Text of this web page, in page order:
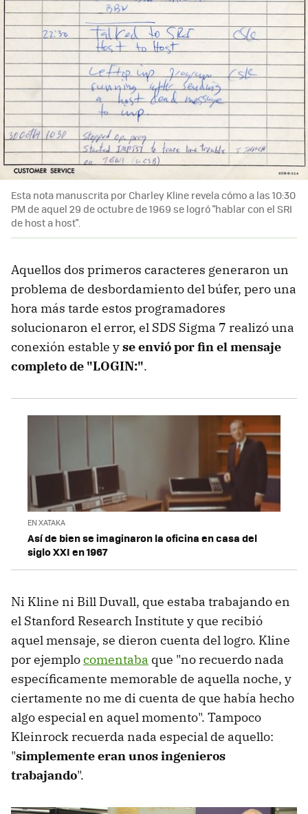
Esta nota manuscrita por Charley Kline revela cómo a las 10:30
PM de aquel 29 de octubre de 1969 se logró "hablar con el SRI
de host a host".
Aquellos dos primeros caracteres generaron un
problema de desbordamiento del búfer, pero una
hora más tarde estos programadores
solucionaron el error, el SDS Sigma 7 realizó una
conexión estable yse envió por fin el mensaje
completo de "LOGIN:".
EN XATAKA
Así de bien se imaginaron la oficina en casa del
siglo XXI en 1967
Ni Kline ni Bill Duvall, que estaba trabajando en
el Stanford Research Institute y que recibió
aquel mensaje, se dieron cuenta del logro. Kline
por ejemplocomentaba que "no recuerdo nada
específicamente memorable de aquella noche, y
ciertamente no me di cuenta de que había hecho
algo especial en aquel momento". Tampoco
Kleinrock recuerda nada especial de aquello:
"simplemente eran unos ingenieros
trabajando".